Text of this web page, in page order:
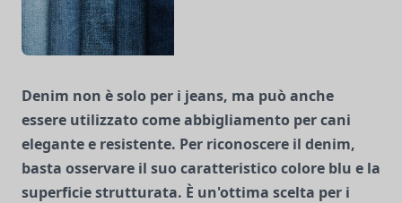
Denim non è solo per i jeans, ma può anche
essere utilizzato come abbigliamento per cani
elegante e resistente. Per riconoscere il denim,
basta osservare il suo caratteristico colore blu e la
superficie strutturata. È un'ottima scelta per i